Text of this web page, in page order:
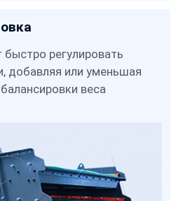
быстро регулировать
добавляя или уменьшая
веса